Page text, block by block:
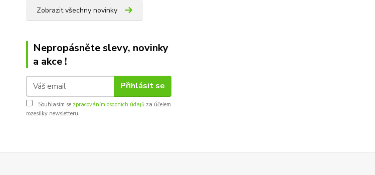
Zobrazit všechny novinky
Nepropásněte slevy, novinky
a akce !
Přihlásit se
Souhlasím se zpracováním osobních údajů za účelem
rozesílky newsletteru.